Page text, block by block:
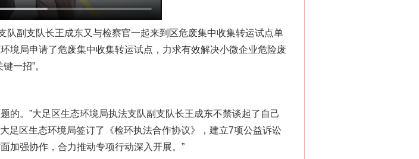
副支队长王成东又与检察官一起来到区危废集中收集转运试点单
局申请了危废集中收集转运试点，力求有效解决小微企业危险废
一招”。
。”大足区生态环境局执法支队副支队长王成东不禁谈起了自己
足区生态环境局签订了《检环执法合作协议》，建立7项公益诉讼
加强协作，合力推动专项行动深入开展。”